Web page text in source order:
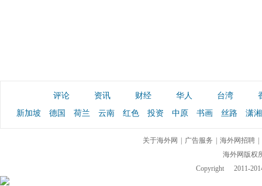
评论 资讯 财经 华人 台湾
新加坡
德国 荷兰 云南 红色 投资 中原 书画 丝路 潇湘
关于海外网 广告服务 海外网招聘
海外网版权
Copyright
2011-